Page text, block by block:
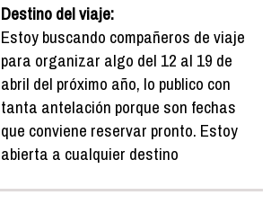
Destino del viaje:
Estoy buscando compañeros de viaje
para organizar algo del 12 al 19 de
abril del próximo año, lo publico con
tanta antelación porque son fechas
que conviene reservar pronto. Estoy
abierta a cualquier destino